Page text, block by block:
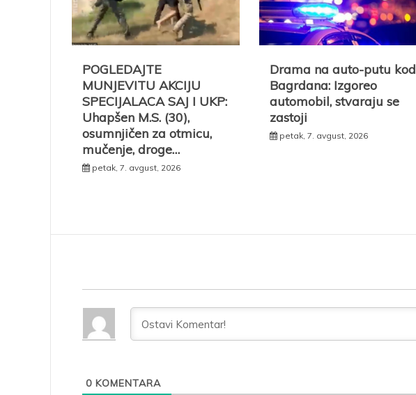
POGLEDAJTE
MUNJEVITU AKCIJU
SPECIJALACA SAJ I UKP:
Uhapšen M.S. (30),
osumnjičen za otmicu,
mučenje, droge…
petak, 7. avgust, 2026
Drama na auto-putu kod
Bagrdana: Izgoreo
automobil, stvaraju se
zastoji
petak, 7. avgust, 2026
0 KOMENTARA